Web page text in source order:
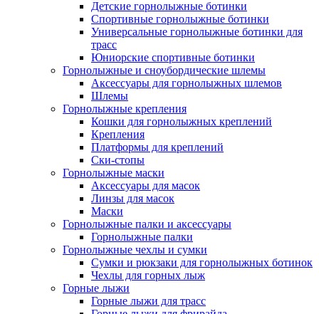
Детские горнолыжные ботинки
Спортивные горнолыжные ботинки
Универсальные горнолыжные ботинки для
трасс
Юниорские спортивные ботинки
Горнолыжные и сноубордические шлемы
Аксессуары для горнолыжных шлемов
Шлемы
Горнолыжные крепления
Кошки для горнолыжных креплений
Крепления
Платформы для креплений
Ски-стопы
Горнолыжные маски
Аксессуары для масок
Линзы для масок
Маски
Горнолыжные палки и аксессуары
Горнолыжные палки
Горнолыжные чехлы и сумки
Сумки и рюкзаки для горнолыжных ботинок
Чехлы для горных лыж
Горные лыжи
Горные лыжи для трасс